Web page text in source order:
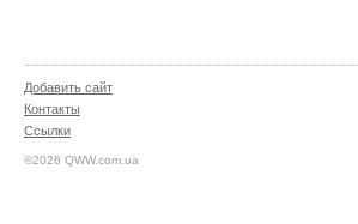
Добавить сайт
Контакты
Ссылки
©2026 QWW.com.ua